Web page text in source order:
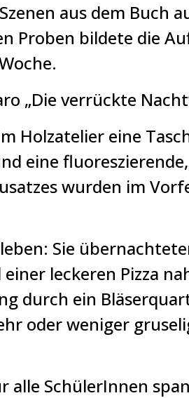
aus dem Buch
Proben bildete die
„Die verrückte
Holzatelier eine
eine
wurden im
Sie
leckeren Pizza
durch ein
oder weniger
SchülerInnen